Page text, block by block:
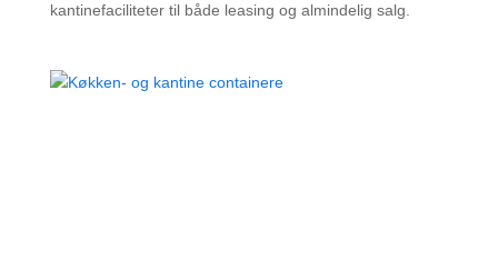
kantinefaciliteter til både leasing og almindelig salg.